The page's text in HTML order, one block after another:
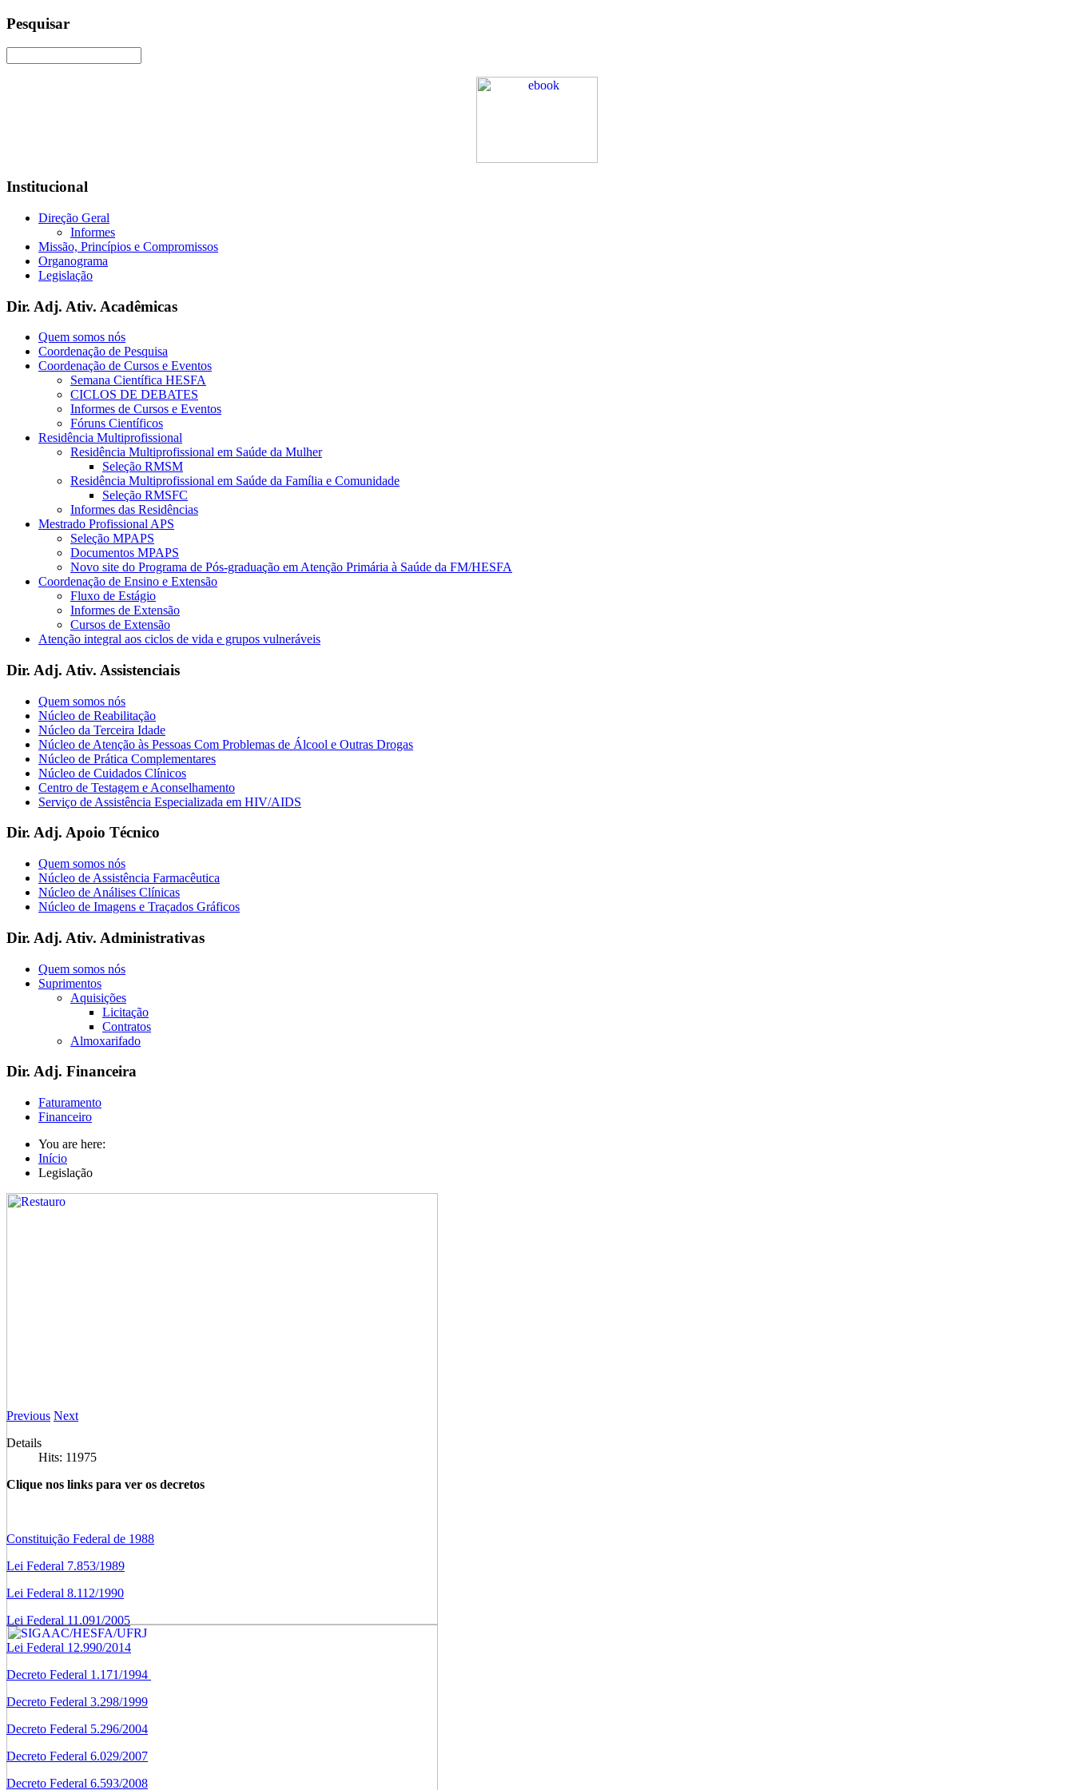
Pesquisar
Institucional
Direção Geral
Informes
Missão, Princípios e Compromissos
Organograma
Legislação
Dir. Adj. Ativ. Acadêmicas
Quem somos nós
Coordenação de Pesquisa
Coordenação de Cursos e Eventos
Semana Científica HESFA
CICLOS DE DEBATES
Informes de Cursos e Eventos
Fóruns Científicos
Residência Multiprofissional
Residência Multiprofissional em Saúde da Mulher
Seleção RMSM
Residência Multiprofissional em Saúde da Família e Comunidade
Seleção RMSFC
Informes das Residências
Mestrado Profissional APS
Seleção MPAPS
Documentos MPAPS
Novo site do Programa de Pós-graduação em Atenção Primária à Saúde da FM/HESFA
Coordenação de Ensino e Extensão
Fluxo de Estágio
Informes de Extensão
Cursos de Extensão
Atenção integral aos ciclos de vida e grupos vulneráveis
Dir. Adj. Ativ. Assistenciais
Quem somos nós
Núcleo de Reabilitação
Núcleo da Terceira Idade
Núcleo de Atenção às Pessoas Com Problemas de Álcool e Outras Drogas
Núcleo de Prática Complementares
Núcleo de Cuidados Clínicos
Centro de Testagem e Aconselhamento
Serviço de Assistência Especializada em HIV/AIDS
Dir. Adj. Apoio Técnico
Quem somos nós
Núcleo de Assistência Farmacêutica
Núcleo de Análises Clínicas
Núcleo de Imagens e Traçados Gráficos
Dir. Adj. Ativ. Administrativas
Quem somos nós
Suprimentos
Aquisições
Licitação
Contratos
Almoxarifado
Dir. Adj. Financeira
Faturamento
Financeiro
You are here:
Início
Legislação
Previous Next
Details
Hits: 11975
Clique nos links para ver os decretos
Constituição Federal de 1988
Lei Federal 7.853/1989
Lei Federal 8.112/1990
Lei Federal 11.091/2005
Lei Federal 12.990/2014
Decreto Federal 1.171/1994
Decreto Federal 3.298/1999
Decreto Federal 5.296/2004
Decreto Federal 6.029/2007
Decreto Federal 6.593/2008